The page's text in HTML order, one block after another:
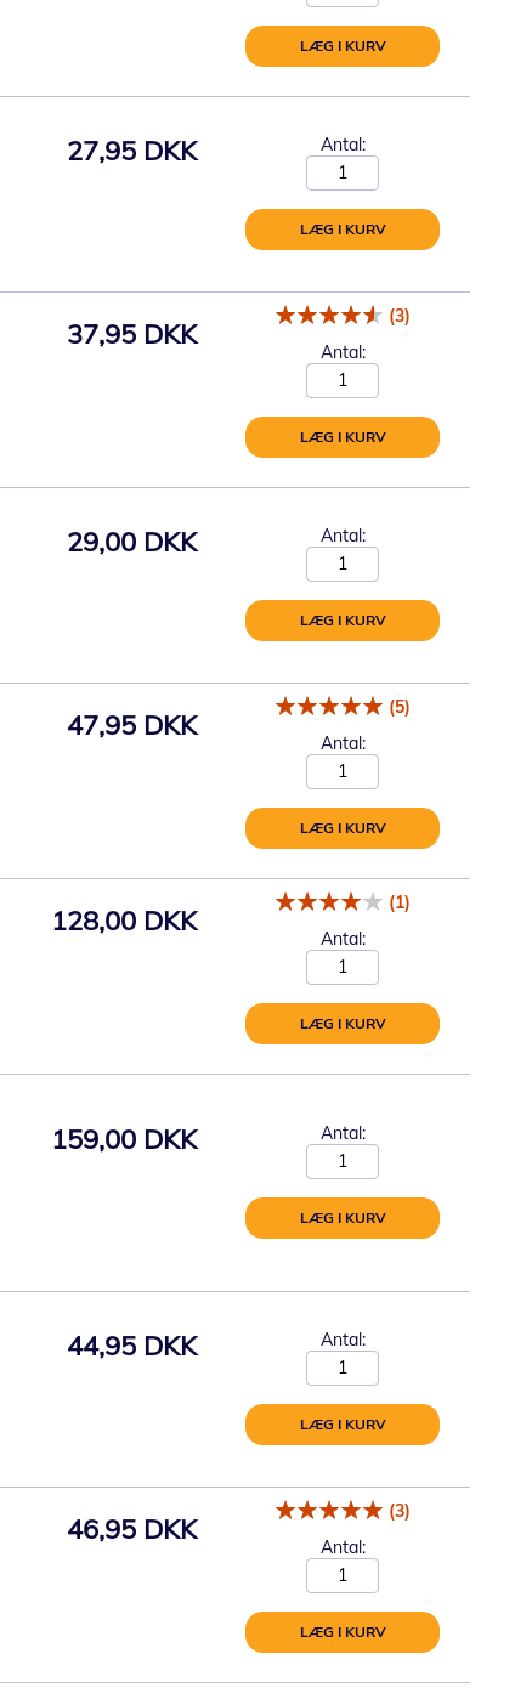
LÆG I KURV
27,95 DKK Antal:
LÆG I KURV
37,95 DKK
(3)
Antal:
LÆG I KURV
29,00 DKK Antal:
LÆG I KURV
47,95 DKK
(5)
Antal:
LÆG I KURV
128,00 DKK
(1)
Antal:
LÆG I KURV
159,00 DKK Antal:
LÆG I KURV
44,95 DKK Antal:
LÆG I KURV
46,95 DKK
(3)
Antal:
LÆG I KURV